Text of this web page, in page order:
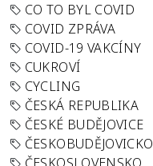
CO TO BYL COVID
COVID ZPRÁVA
COVID-19 VAKCÍNY
CUKROVÍ
CYCLING
ČESKÁ REPUBLIKA
ČESKÉ BUDĚJOVICE
ČESKOBUDĚJOVICKO